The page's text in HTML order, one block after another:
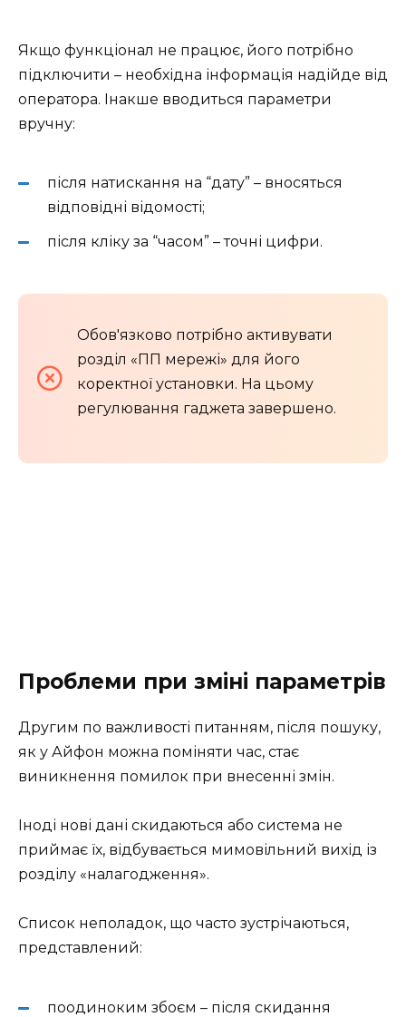
Якщо функціонал не працює, його потрібно
підключити – необхідна інформація надійде від
оператора. Інакше вводиться параметри
вручну:
після натискання на “дату” – вносяться
відповідні відомості;
після кліку за “часом” – точні цифри.
Обов'язково потрібно активувати
розділ «ПП мережі» для його
коректної установки. На цьому
регулювання гаджета завершено.
Проблеми при зміні параметрів
Другим по важливості питанням, після пошуку,
як у Айфон можна поміняти час, стає
виникнення помилок при внесенні змін.
Іноді нові дані скидаються або система не
приймає їх, відбувається мимовільний вихід із
розділу «налагодження».
Список неполадок, що часто зустрічаються,
представлений:
поодиноким збоєм – після скидання